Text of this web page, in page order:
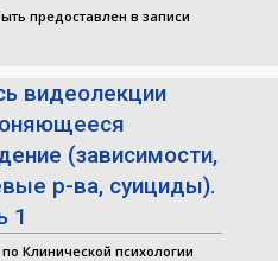
предоставлен в записи
видеолекции
(зависимости,
р-ва, суициды).
1
Клинической психологии